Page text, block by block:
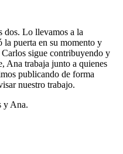
dos. Lo llevamos a la
la puerta en su momento y
sigue contribuyendo y
Ana trabaja junto a quienes
publicando de forma
nuestro trabajo.
y Ana.